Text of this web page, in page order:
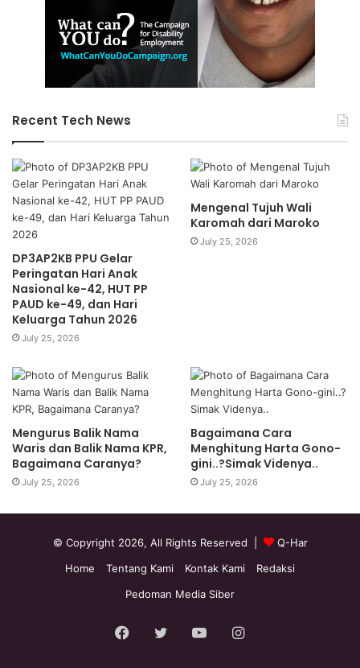
Recent Tech News
DP3AP2KB PPU Gelar
Peringatan Hari Anak
Nasional ke-42, HUT PP
PAUD ke-49, dan Hari
Keluarga Tahun 2026
July 25, 2026
Mengenal Tujuh Wali
Karomah dari Maroko
July 25, 2026
Mengurus Balik Nama
Waris dan Balik Nama KPR,
Bagaimana Caranya?
July 25, 2026
Bagaimana Cara
Menghitung Harta Gono-
gini..?Simak Videnya..
July 25, 2026
© Copyright 2026, All Rights Reserved |
Q-Har
Home
Tentang Kami Kontak Kami
Redaksi
Pedoman Media Siber
Facebook
Twitter YouTubeInstagram